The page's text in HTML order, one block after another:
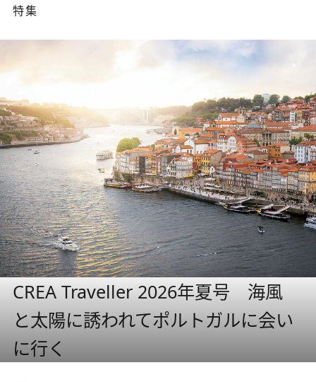
特集
CREA Traveller 2026年夏号 海風
と太陽に誘われてポルトガルに会い
に行く